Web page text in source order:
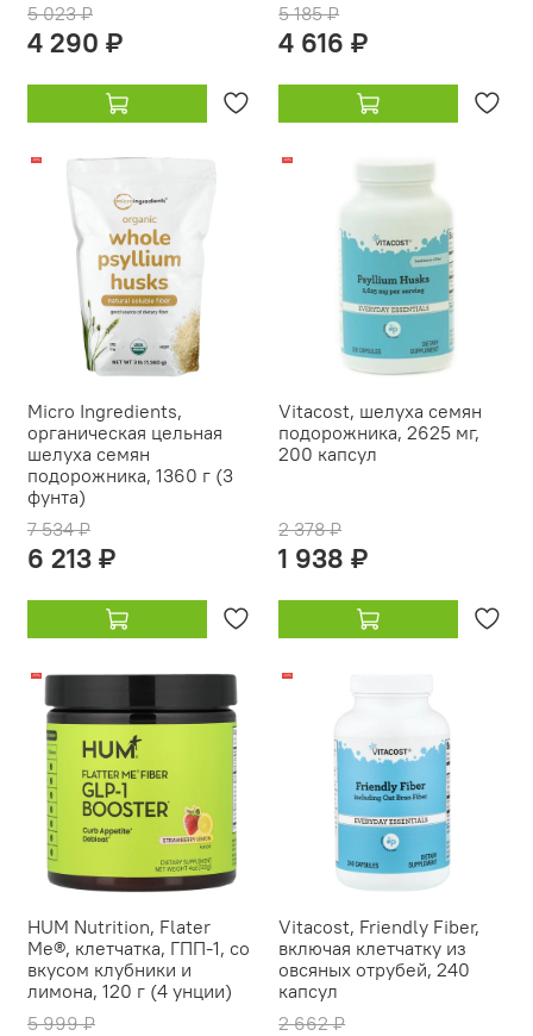
5 023 ₽
4 290 ₽
5 185 ₽
4 616 ₽
-18%
Micro Ingredients,
органическая цельная
шелуха семян
подорожника, 1360 г (3
фунта)
7 534 ₽
6 213 ₽
-19%
Vitacost, шелуха семян
подорожника, 2625 мг,
200 капсул
2 378 ₽
1 938 ₽
-15%
HUM Nutrition, Flater
Me®, клетчатка, ГПП-1, со
вкусом клубники и
лимона, 120 г (4 унции)
5 999 ₽
-14%
Vitacost, Friendly Fiber,
включая клетчатку из
овсяных отрубей, 240
капсул
2 662 ₽